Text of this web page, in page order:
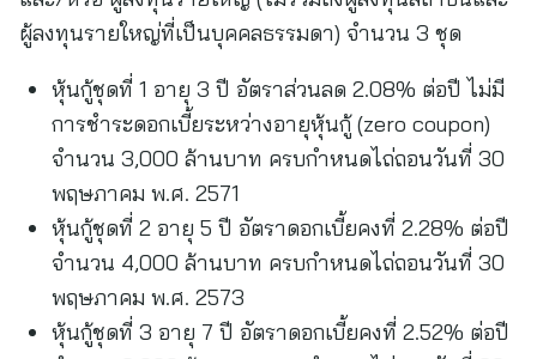
ผู้ลงทุนรายใหญ่ที่เป็นบุคคลธรรมดา) จำนวน 3 ชุด
หุ้นกู้ชุดที่ 1 อายุ 3 ปี อัตราส่วนลด 2.08% ต่อปี ไม่มี
การชำระดอกเบี้ยระหว่างอายุหุ้นกู้ (zero coupon)
จำนวน 3,000 ล้านบาท ครบกำหนดไถ่ถอนวันที่ 30
พฤษภาคม พ.ศ. 2571
หุ้นกู้ชุดที่ 2 อายุ 5 ปี อัตราดอกเบี้ยคงที่ 2.28% ต่อปี
จำนวน 4,000 ล้านบาท ครบกำหนดไถ่ถอนวันที่ 30
พฤษภาคม พ.ศ. 2573
หุ้นกู้ชุดที่ 3 อายุ 7 ปี อัตราดอกเบี้ยคงที่ 2.52% ต่อปี